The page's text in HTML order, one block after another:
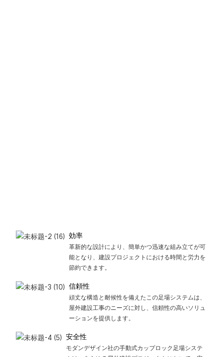
効率
革新的な設計により、簡単かつ迅速な組み立てが可
能となり、建設プロジェクトにおける時間と労力を
節約できます。
信頼性
頑丈な構造と耐候性を備えたこの足場システムは、
屋外建設工事のニーズに対し、信頼性の高いソリュ
ーションを提供します。
安全性
モダンデザイン社の手動式カップロック足場システ